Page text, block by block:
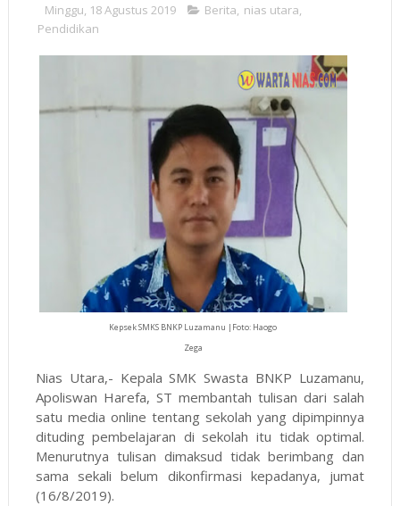
Minggu, 18 Agustus 2019 Berita, nias utara,
Pendidikan
Kepsek SMKS BNKP Luzamanu |Foto: Haogo
Zega
Nias Utara,- Kepala SMK Swasta BNKP Luzamanu,
Apoliswan Harefa, ST membantah tulisan dari salah
satu media online tentang sekolah yang dipimpinnya
dituding pembelajaran di sekolah itu tidak optimal.
Menurutnya tulisan dimaksud tidak berimbang dan
sama sekali belum dikonfirmasi kepadanya, jumat
(16/8/2019).